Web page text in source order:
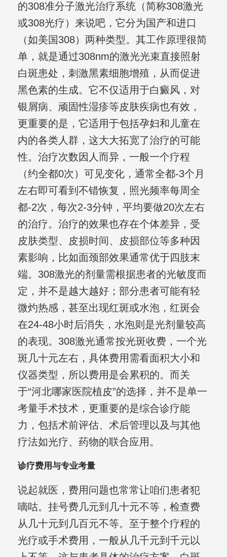
的308准分子激光治疗系统（简称308激光
或308光疗）来说吧，它分为国产和进口
（如美国308）两种类型。其工作原理很简
单，就是通过308nm的激光光束直接照射
白斑患处，刺激黑素细胞增殖，从而促进
黑色素的生成。它不仅适用于白癜风，对
银屑病、顽固性湿疹等皮肤疾病也有效，
更重要的是，它适用于包括孕妇和儿童在
内的各类人群，这大大拓宽了治疗的可能
性。治疗次数因人而异，一般一个疗程
（约全都0次）可见变化，通常全都-3个月
左右即可看到不错恢复，照光频率每周全
都-2次，每次2-3分钟，平均要做20次左右
的治疗。治疗的效果也存在个体差异，受
皮肤类型、皮损时间、皮损部位等多种因
素影响，比如面颈部效果通常优于四肢末
端。308激光的剂量需根据患者的光敏度而
定，并不是越大越好；部分患者可能有轻
微灼热感，甚至出现红斑或水泡，红斑会
在24-48小时后消失，水泡则是光剂量较高
的表现。308激光通常按光斑收费，一个光
斑几十元左右，具体费用需看面积大小和
仪器类型，所以费用是会累积的。而关
于“河北哪家医院植皮”的选择，并不是单一
考量手术技术，更重要的是综合诊疗能
力，包括术前评估、术后管理以及与其他
疗法如光疗、药物的联合应用。
诊疗费用与专业考量
说起就医，费用问题也常常让咱们患者犯
嘀咕。挂号费几元到几十元不等，检查费
从几十元到几百元不等。至于整个疗程的
光疗或手术费用，一般从几千元到千元以